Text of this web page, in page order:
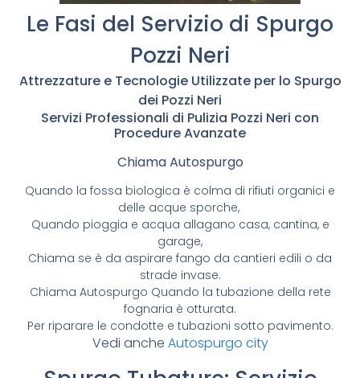
Le Fasi del Servizio di Spurgo
Pozzi Neri
Attrezzature e Tecnologie Utilizzate per lo Spurgo
dei Pozzi Neri
Servizi Professionali di Pulizia Pozzi Neri con
Procedure Avanzate
Chiama Autospurgo
Quando la fossa biologica è colma di rifiuti organici e
delle acque sporche,
Quando pioggia e acqua allagano casa, cantina, e
garage,
Chiama se è da aspirare fango da cantieri edili o da
strade invase.
Chiama Autospurgo Quando la tubazione della rete
fognaria è otturata.
Per riparare le condotte e tubazioni sotto pavimento.
Vedi anche Autospurgo city